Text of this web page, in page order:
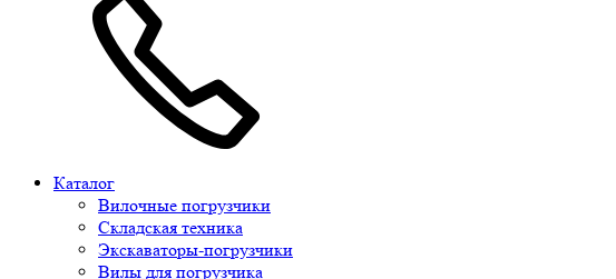
Каталог
Вилочные погрузчики
Складская техника
Экскаваторы-погрузчики
Вилы для погрузчика